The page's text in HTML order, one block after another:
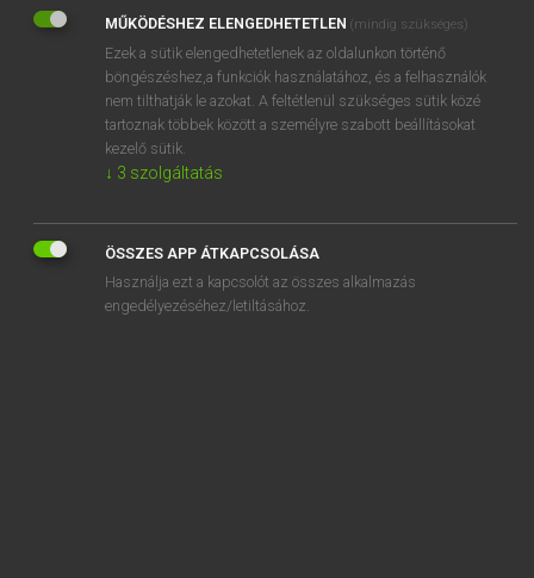
Mollay Erzsébet, Nagy Roland
HOLLAND−MAGYAR SZÓTÁR
Kapcsolódó anyagok
deeg
deegwaren
MŰKÖDÉSHEZ ELENGEDHETETLEN (mindig szükséges)
Ezek a sütik elengedhetetlenek az oldalunkon történő
böngészéshez,a funkciók használatához, és a felhasználók
nem tilthatják le azokat. A feltétlenül szükséges sütik közé
tartoznak többek között a személyre szabott beállításokat
kezelő sütik.
↓ 3 szolgáltatás
ÖSSZES APP ÁTKAPCSOLÁSA
Használja ezt a kapcsolót az összes alkalmazás
engedélyezéséhez/letiltásához.